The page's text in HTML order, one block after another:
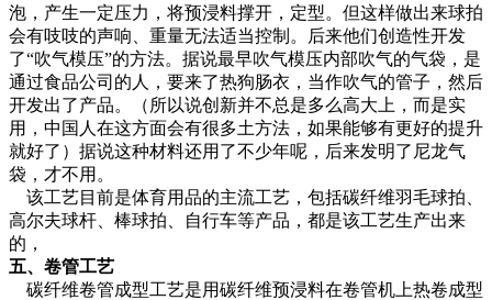
泡，产生一定压力，将预浸料撑开，定型。但这样做出来球拍
会有吱吱的声响、重量无法适当控制。后来他们创造性开发
了“吹气模压”的方法。据说最早吹气模压内部吹气的气袋，是
通过食品公司的人，要来了热狗肠衣，当作吹气的管子，然后
开发出了产品。（所以说创新并不总是多么高大上，而是实
用，中国人在这方面会有很多土方法，如果能够有更好的提升
就好了）据说这种材料还用了不少年呢，后来发明了尼龙气
袋，才不用。
该工艺目前是体育用品的主流工艺，包括碳纤维羽毛球拍、
高尔夫球杆、棒球拍、自行车等产品，都是该工艺生产出来
的，
五、卷管工艺
碳纤维卷管成型工艺是用碳纤维预浸料在卷管机上热卷成型